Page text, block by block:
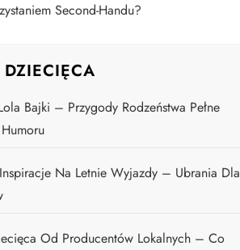
Second-Handu?
Bajki – Przygody Rodzeństwa Pełne
Na Letnie Wyjazdy – Ubrania Dla
Od Producentów Lokalnych – Co